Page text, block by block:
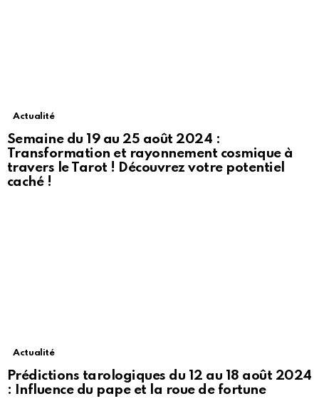
Actualité
Semaine du 19 au 25 août 2024 :
Transformation et rayonnement cosmique à
travers le Tarot ! Découvrez votre potentiel
caché !
Actualité
Prédictions tarologiques du 12 au 18 août 2024
: Influence du pape et la roue de fortune